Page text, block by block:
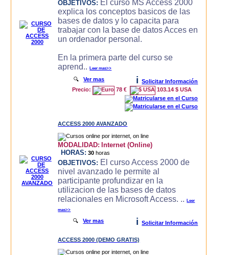
OBJETIVOS: El curso MS Access 2000
explica los conceptos basicos de las
bases de datos y lo capacita para
trabajar con la base de datos Acces en
un ordenador personal.
En la primera parte del curso se
aprend..Leer mas>>
🔍Ver mas i
Solicitar Información
Precio:
78 € 103.14 $ USA
ACCESS 2000 AVANZADO
MODALIDAD: Internet (Online)
HORAS: 30 horas
OBJETIVOS: El curso Access 2000 de
nivel avanzado le permite al
participante profundizar en la
utilizacion de las bases de datos
relacionales en Microsoft Access. ..Leer
mas>>
🔍Ver mas i Solicitar Información
ACCESS 2000 (DEMO GRATIS)